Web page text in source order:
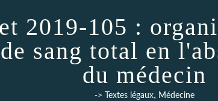
2019-105 :
sang total en
du médecin
-> Textes légaux, Médecine